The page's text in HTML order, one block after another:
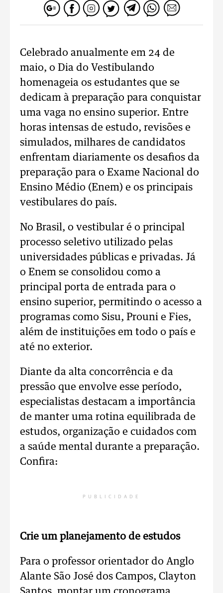
Celebrado anualmente em 24 de
maio, o Dia do Vestibulando
homenageia os estudantes que se
dedicam à preparação para conquistar
uma vaga no ensino superior. Entre
horas intensas de estudo, revisões e
simulados, milhares de candidatos
enfrentam diariamente os desafios da
preparação para o Exame Nacional do
Ensino Médio (Enem) e os principais
vestibulares do país.
No Brasil, o vestibular é o principal
processo seletivo utilizado pelas
universidades públicas e privadas. Já
o Enem se consolidou como a
principal porta de entrada para o
ensino superior, permitindo o acesso a
programas como Sisu, Prouni e Fies,
além de instituições em todo o país e
até no exterior.
Diante da alta concorrência e da
pressão que envolve esse período,
especialistas destacam a importância
de manter uma rotina equilibrada de
estudos, organização e cuidados com
a saúde mental durante a preparação.
Confira:
PUBLICIDADE
Crie um planejamento de estudos
Para o professor orientador do Anglo
Alante São José dos Campos, Clayton